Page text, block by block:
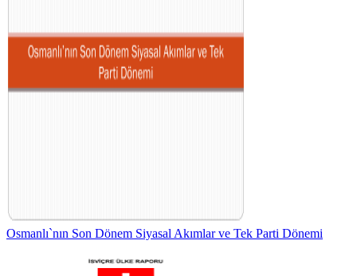
Osmanlı`nın Son Dönem Siyasal Akımlar ve Tek Parti Dönemi